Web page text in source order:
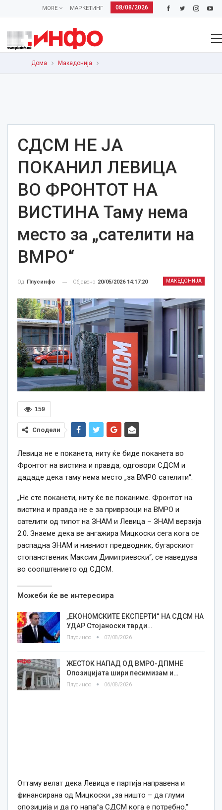
08/08/2026
МАРКЕТИНГ
MORE
Дома Македонија
СДСМ НЕ ЈА
ПОКАНИЛ ЛЕВИЦА
ВО ФРОНТОТ НА
ВИСТИНА Таму нема
место за „сателити на
ВМРО“
МАКЕДОНИЈА
Од Плусинфо Објавено 20/05/2026 14:17:20
159
Сподели
Левица не е поканета, ниту ќе биде поканета во
Фронтот на вистина и правда, одговори СДСМ и
дададе дека таму нема место „за ВМРО сателити“.
„Не сте поканети, ниту ќе ве поканиме. Фронтот на
вистина и правда не е за приврзоци на ВМРО и
сателити од типот на ЗНАМ и Левица – ЗНАМ верзија
2.0. Знаеме дека ве ангажира Мицкоски сега кога се
распадна ЗНАМ и нивниот предводник, бугарскиот
стопанственик Максим Димитриевски“, се наведува
во соопштението од СДСМ.
Можеби ќе ве интересира
„ЕКОНОМСКИТЕ ЕКСПЕРТИ“ НА СДСМ НА
УДАР Стојаноски тврди…
Плусинфо 07/08/2026
ЖЕСТОК НАПАД ОД ВМРО-ДПМНЕ
Опозицијата шири песимизам и…
Плусинфо 06/08/2026
Оттаму велат дека Левица е партија направена и
финансирана од Мицкоски „за ништо – да глуми
опозиција и да го напаѓа СДСМ кога е потребно.“